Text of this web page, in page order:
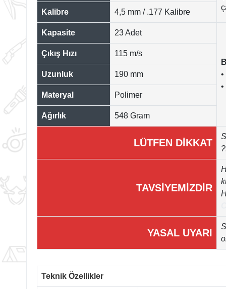
Kalibre 4,5 mm / .177 Kalibre
Kapasite 23 Adet
Çıkış Hızı 115 m/s
Uzunluk 190 mm
Materyal Polimer
Ağırlık 548 Gram
LÜTFEN DİKKAT
TAVSİYEMİZDİR
YASAL UYARI
Teknik Özellikler